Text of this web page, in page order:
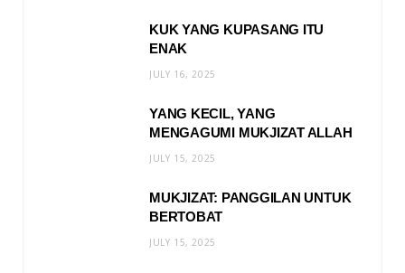
KUK YANG KUPASANG ITU
ENAK
JULY 16, 2025
YANG KECIL, YANG
MENGAGUMI MUKJIZAT ALLAH
JULY 15, 2025
MUKJIZAT: PANGGILAN UNTUK
BERTOBAT
JULY 15, 2025